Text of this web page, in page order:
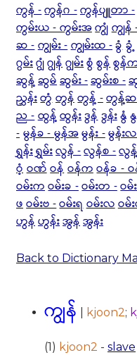
ကွန် -ကွန်ဂ -ကွန်ပျူတာ -
ကွမ်းယ - ကွမ်းအကျွံကျွန်
ဆ -ကျွမ်း -ကျွမ်းထ -ခွံခွံ့
ဂွမ်းဂျွံဂျွန်ဂျွမ်းစွံစွန်စွန်
ဆွန့်ဆွမ်ဆွမ်း -ဆွမ်းစ -
ညွှန်းတွံတွန်တွန့် -တွန့်ဆ
ည -ထွန့်ထွန်းဒွန်ဒွန်းနွံ
- မွန်ခ - မွန်အမွန်း -မွန်း
ရွှန်းရွှမ်းလွန် -လွန်စ -လွန့်
ဝံ့ဝဏ်ဝန်ဝန်ကဝန်ခ -
ဝမ်းကဝမ်းခ -ဝမ်းတ -ဝမ်
ဖဝမ်းဗ -ဝမ်းရဝမ်းလဝမ်
ဟွန်ဟွန်းအွန်အွန်း
Back to Dictionary
ကျွန် kjoon2;
(1) kjoon2 - slave